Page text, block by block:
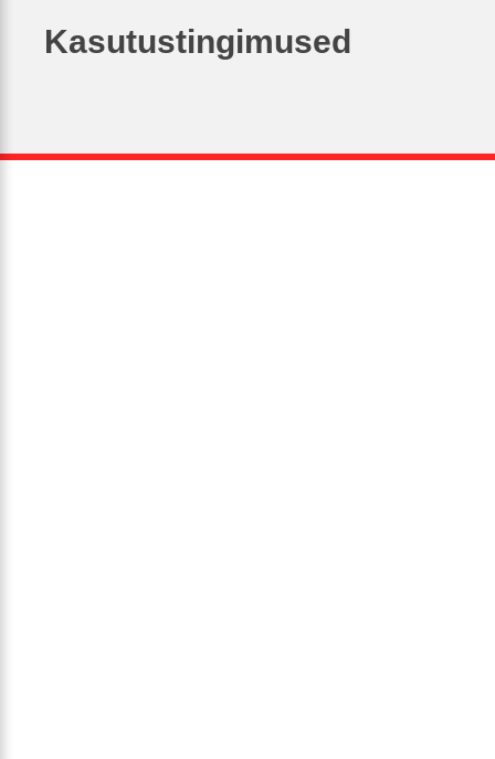
Kasutustingimused